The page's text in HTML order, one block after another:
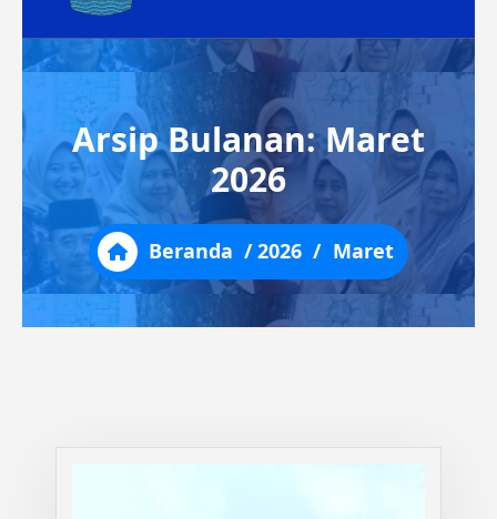
Arsip Bulanan: Maret
2026
Beranda /2026 / Maret